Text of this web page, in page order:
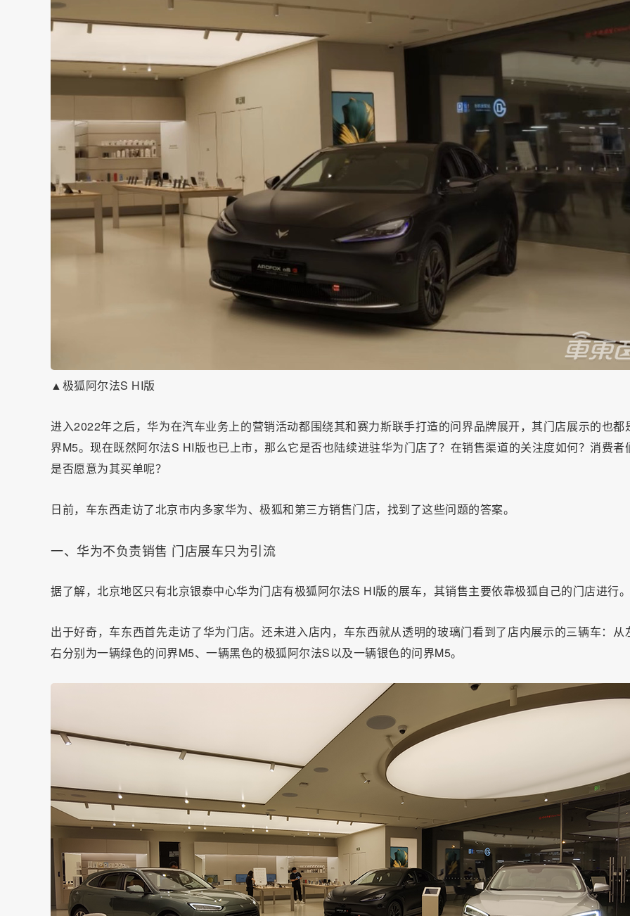
▲极狐阿尔法S HI版
进入2022年之后，华为在汽车业务上的营销活动都围绕其和赛力斯联手打造的问界品牌展开，其门店展示的也都
界M5。现在既然阿尔法S HI版也已上市，那么它是否也陆续进驻华为门店了？在销售渠道的关注度如何？消费者
是否愿意为其买单呢？
日前，车东西走访了北京市内多家华为、极狐和第三方销售门店，找到了这些问题的答案。
一、华为不负责销售 门店展车只为引流
据了解，北京地区只有北京银泰中心华为门店有极狐阿尔法S HI版的展车，其销售主要依靠极狐自己的门店进行。
出于好奇，车东西首先走访了华为门店。还未进入店内，车东西就从透明的玻璃门看到了店内展示的三辆车：从
右分别为一辆绿色的问界M5、一辆黑色的极狐阿尔法S以及一辆银色的问界M5。